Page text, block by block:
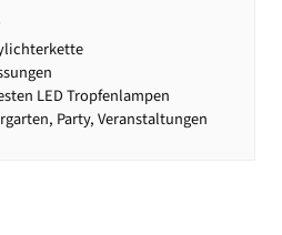
LED Tropfenlampen
Party, Veranstaltungen